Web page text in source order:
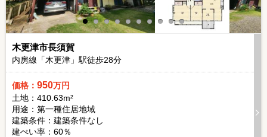
木更津市長須賀
内房線「木更津」駅徒歩28分
価格： 950万円
土地：410.63m²
用途：第一種住居地域
建築条件： 建築条件なし
建ぺい率：60％